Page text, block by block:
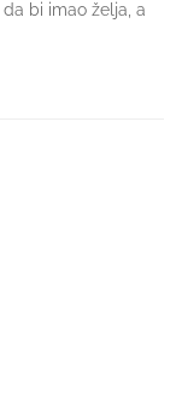
bi imao želja, a